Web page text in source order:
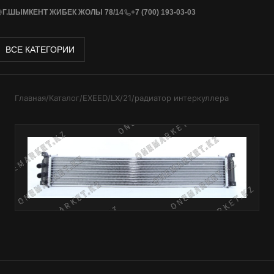
Г.ШЫМКЕНТ ЖИБЕК ЖОЛЫ 78/14 +7 (700) 193-03-03
ВСЕ КАТЕГОРИИ
Главная/Каталог/EXEED/LX/21/радиатор интеркуллера